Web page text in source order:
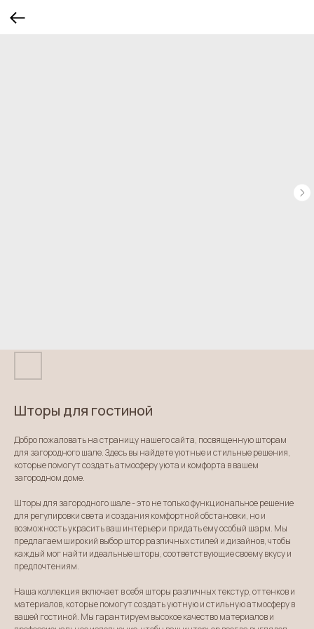
Шторы для гостиной
Добро пожаловать на страницу нашего сайта, посвященную шторам
для загородного шале. Здесь вы найдете уютные и стильные решения,
которые помогут создать атмосферу уюта и комфорта в вашем
загородном доме.
Шторы для загородного шале - это не только функциональное решение
для регулировки света и создания комфортной обстановки, но и
возможность украсить ваш интерьер и придать ему особый шарм. Мы
предлагаем широкий выбор штор различных стилей и дизайнов, чтобы
каждый мог найти идеальные шторы, соответствующие своему вкусу и
предпочтениям.
Наша коллекция включает в себя шторы различных текстур, оттенков и
материалов, которые помогут создать уютную и стильную атмосферу в
вашей гостиной. Мы гарантируем высокое качество материалов и